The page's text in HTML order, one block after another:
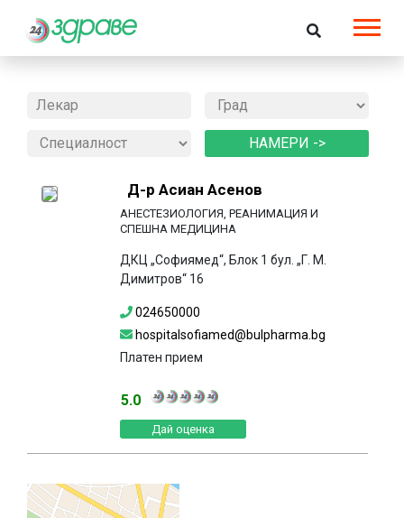
Д-р Асиан Асенов
АНЕСТЕЗИОЛОГИЯ, РЕАНИМАЦИЯ И
СПЕШНА МЕДИЦИНА
ДКЦ „Софиямед“, Блок 1 бул. „Г. М.
Димитров“ 16
024650000
hospitalsofiamed@bulpharma.bg
Платен прием
5.0